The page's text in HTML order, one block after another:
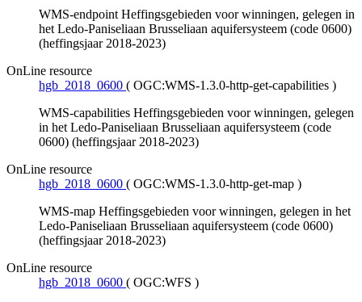
WMS-endpoint Heffingsgebieden voor winningen, gelegen in
het Ledo-Paniseliaan Brusseliaan aquifersysteem (code 0600)
(heffingsjaar 2018-2023)
OnLine resource
hgb_2018_0600 ( OGC:WMS-1.3.0-http-get-capabilities )
WMS-capabilities Heffingsgebieden voor winningen, gelegen
in het Ledo-Paniseliaan Brusseliaan aquifersysteem (code
0600) (heffingsjaar 2018-2023)
OnLine resource
hgb_2018_0600 ( OGC:WMS-1.3.0-http-get-map )
WMS-map Heffingsgebieden voor winningen, gelegen in het
Ledo-Paniseliaan Brusseliaan aquifersysteem (code 0600)
(heffingsjaar 2018-2023)
OnLine resource
hgb_2018_0600 ( OGC:WFS )